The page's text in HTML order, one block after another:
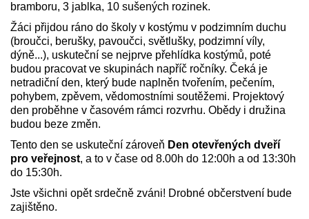
bramboru, 3 jablka, 10 sušených rozinek.
Žáci přijdou ráno do školy v kostýmu v podzimním duchu
(broučci, berušky, pavoučci, světlušky, podzimní víly,
dýně...), uskuteční se nejprve přehlídka kostýmů, poté
budou pracovat ve skupinách napříč ročníky. Čeká je
netradiční den, který bude naplněn tvořením, pečením,
pohybem, zpěvem, vědomostními soutěžemi. Projektový
den proběhne v časovém rámci rozvrhu. Obědy i družina
budou beze změn.
Tento den se uskuteční zároveň Den otevřených dveří
pro veřejnost, a to v čase od 8.00h do 12:00h a od 13:30h
do 15:30h.
Jste všichni opět srdečně zváni! Drobné občerstvení bude
zajištěno.